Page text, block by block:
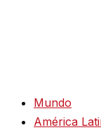
Mundo
América